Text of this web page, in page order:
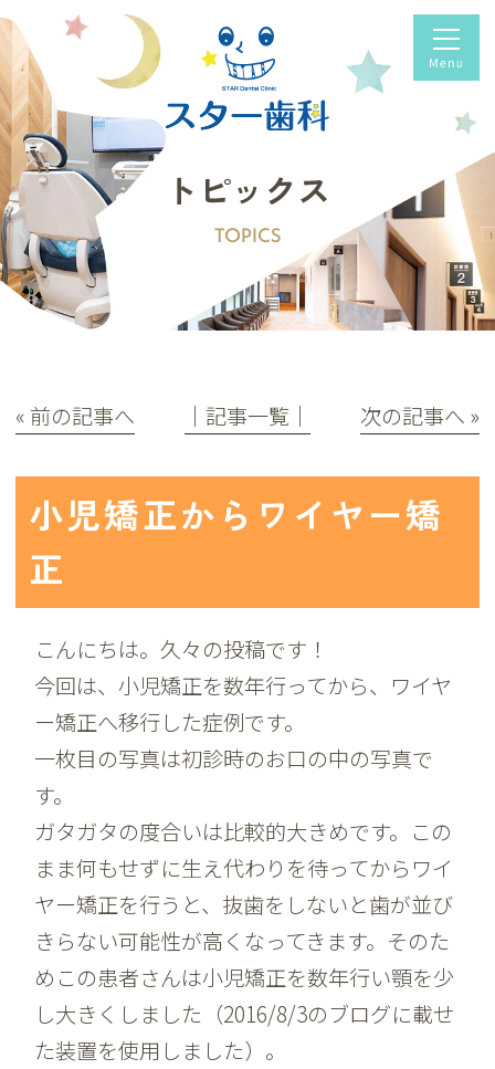
トピックス
TOPICS
« 前の記事へ │記事一覧│ 次の記事へ »
小児矯正からワイヤー矯
正
こんにちは。久々の投稿です！
今回は、小児矯正を数年行ってから、ワイヤ
ー矯正へ移行した症例です。
一枚目の写真は初診時のお口の中の写真で
す。
ガタガタの度合いは比較的大きめです。この
まま何もせずに生え代わりを待ってからワイ
ヤー矯正を行うと、抜歯をしないと歯が並び
きらない可能性が高くなってきます。そのた
めこの患者さんは小児矯正を数年行い顎を少
し大きくしました（2016/8/3のブログに載せ
た装置を使用しました）。